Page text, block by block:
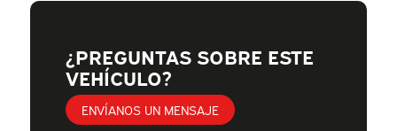
¿PREGUNTAS SOBRE ESTE
VEHÍCULO?
ENVÍANOS UN MENSAJE